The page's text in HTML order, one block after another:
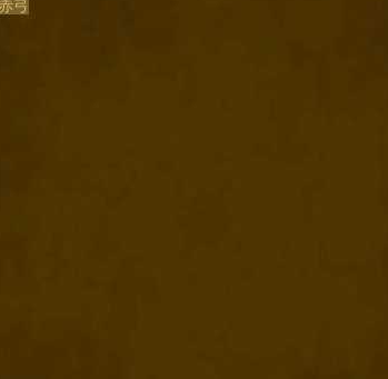
弓